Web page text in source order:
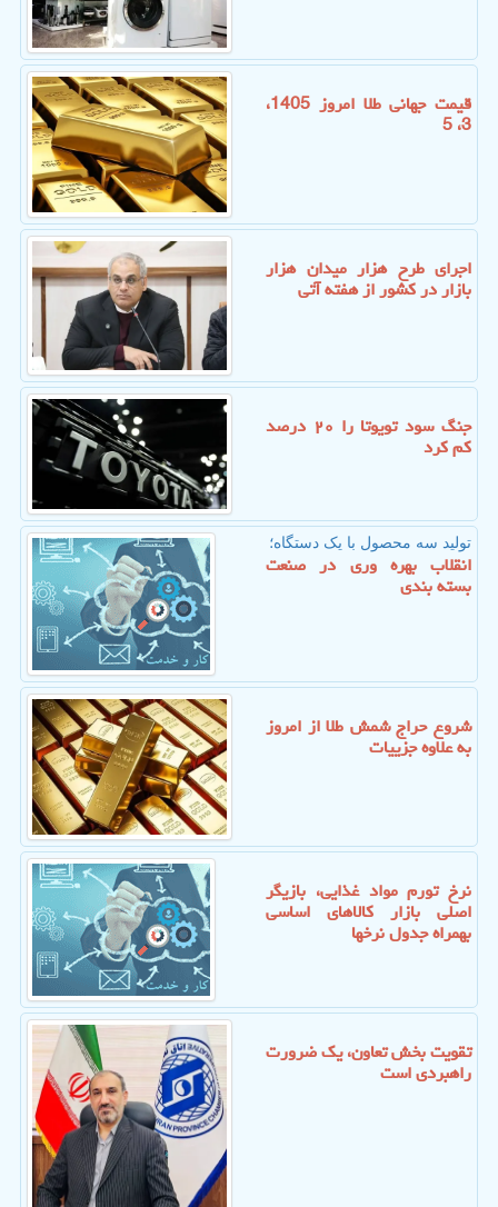
قیمت جهانی طلا امروز 1405،
3، 5
اجرای طرح هزار میدان هزار
بازار در کشور از هفته آتی
جنگ سود تویوتا را ۲۰ درصد
کم کرد
تولید سه محصول با یک دستگاه؛
انقلاب بهره وری در صنعت
بسته بندی
شروع حراج شمش طلا از امروز
به علاوه جزییات
نرخ تورم مواد غذایی، بازیگر
اصلی بازار کالاهای اساسی
بهمراه جدول نرخها
تقویت بخش تعاون، یک ضرورت
راهبردی است